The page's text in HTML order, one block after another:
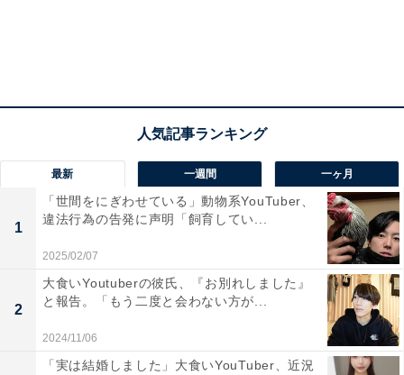
最新 一週間 一ヶ月
1
「世間をにぎわせている」動物系YouTuber、
違法行為の告発に声明「飼育してい...
2025/02/07
2
大食いYoutuberの彼氏、『お別れしました』
と報告。「もう二度と会わない方が...
2024/11/06
「実は結婚しました」大食いYouTuber、近況